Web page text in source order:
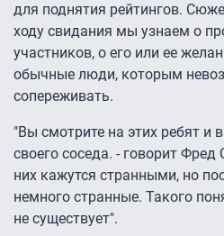
для поднятия рейтингов.
ходу свидания мы узнаем о
участников, о его или ее
обычные люди, которым
сопереживать.
"Вы смотрите на этих ребят и
своего соседа. - говорит
них кажутся странными, но
немного странные. Такого
не существует".